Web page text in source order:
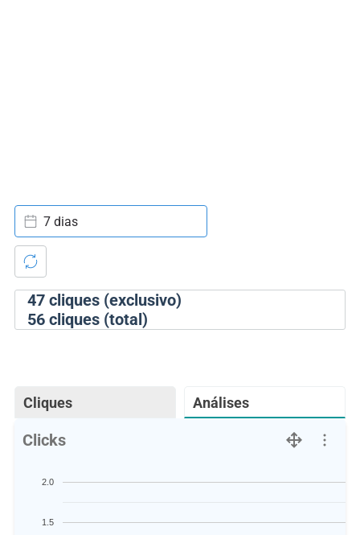
47cliques (exclusivo)
56cliques (total)
7 dias
Cliques Análises
Clicks
1.5
2.0